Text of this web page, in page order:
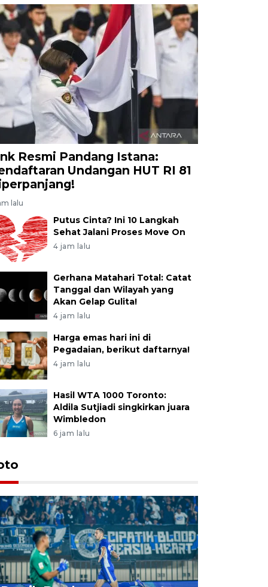
Division Head International & Financial Institutions
Novia Putri (tengah), dan Direktur Keuangan dan
Finansial (Persero) Bonai Subiakto (kanan) usai
penggunaan layanan API SNAP OGP di
Negara Indonesia (Persero) Tbk melakukan
Multigriya Finansial (Persero) dalam hal layanan
API Pembayaran) OGP (one gate payment) yang
layanan keuangan serta pengembangan
program pembiayaan perumahan nasional
Abdan Syakura/agr
Resmi Pandang Istana:
Undangan HUT RI 81
lalu
Putus Cinta? Ini 10 Langkah
Sehat Jalani Proses Move On
4 jam lalu
Gerhana Matahari Total: Catat
Tanggal dan Wilayah yang
Akan Gelap Gulita!
4 jam lalu
Harga emas hari ini di
Pegadaian, berikut daftarnya!
4 jam lalu
Hasil WTA 1000 Toronto:
Aldila Sutjiadi singkirkan juara
Wimbledon
6 jam lalu